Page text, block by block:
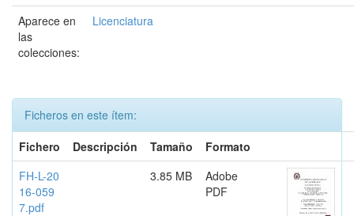
Aparece en
las
colecciones:
Licenciatura
Ficheros en este ítem:
Fichero
Descripción Tamaño
Formato
FH-L-20
16-059
7.pdf
3.85 MB
Adobe
PDF